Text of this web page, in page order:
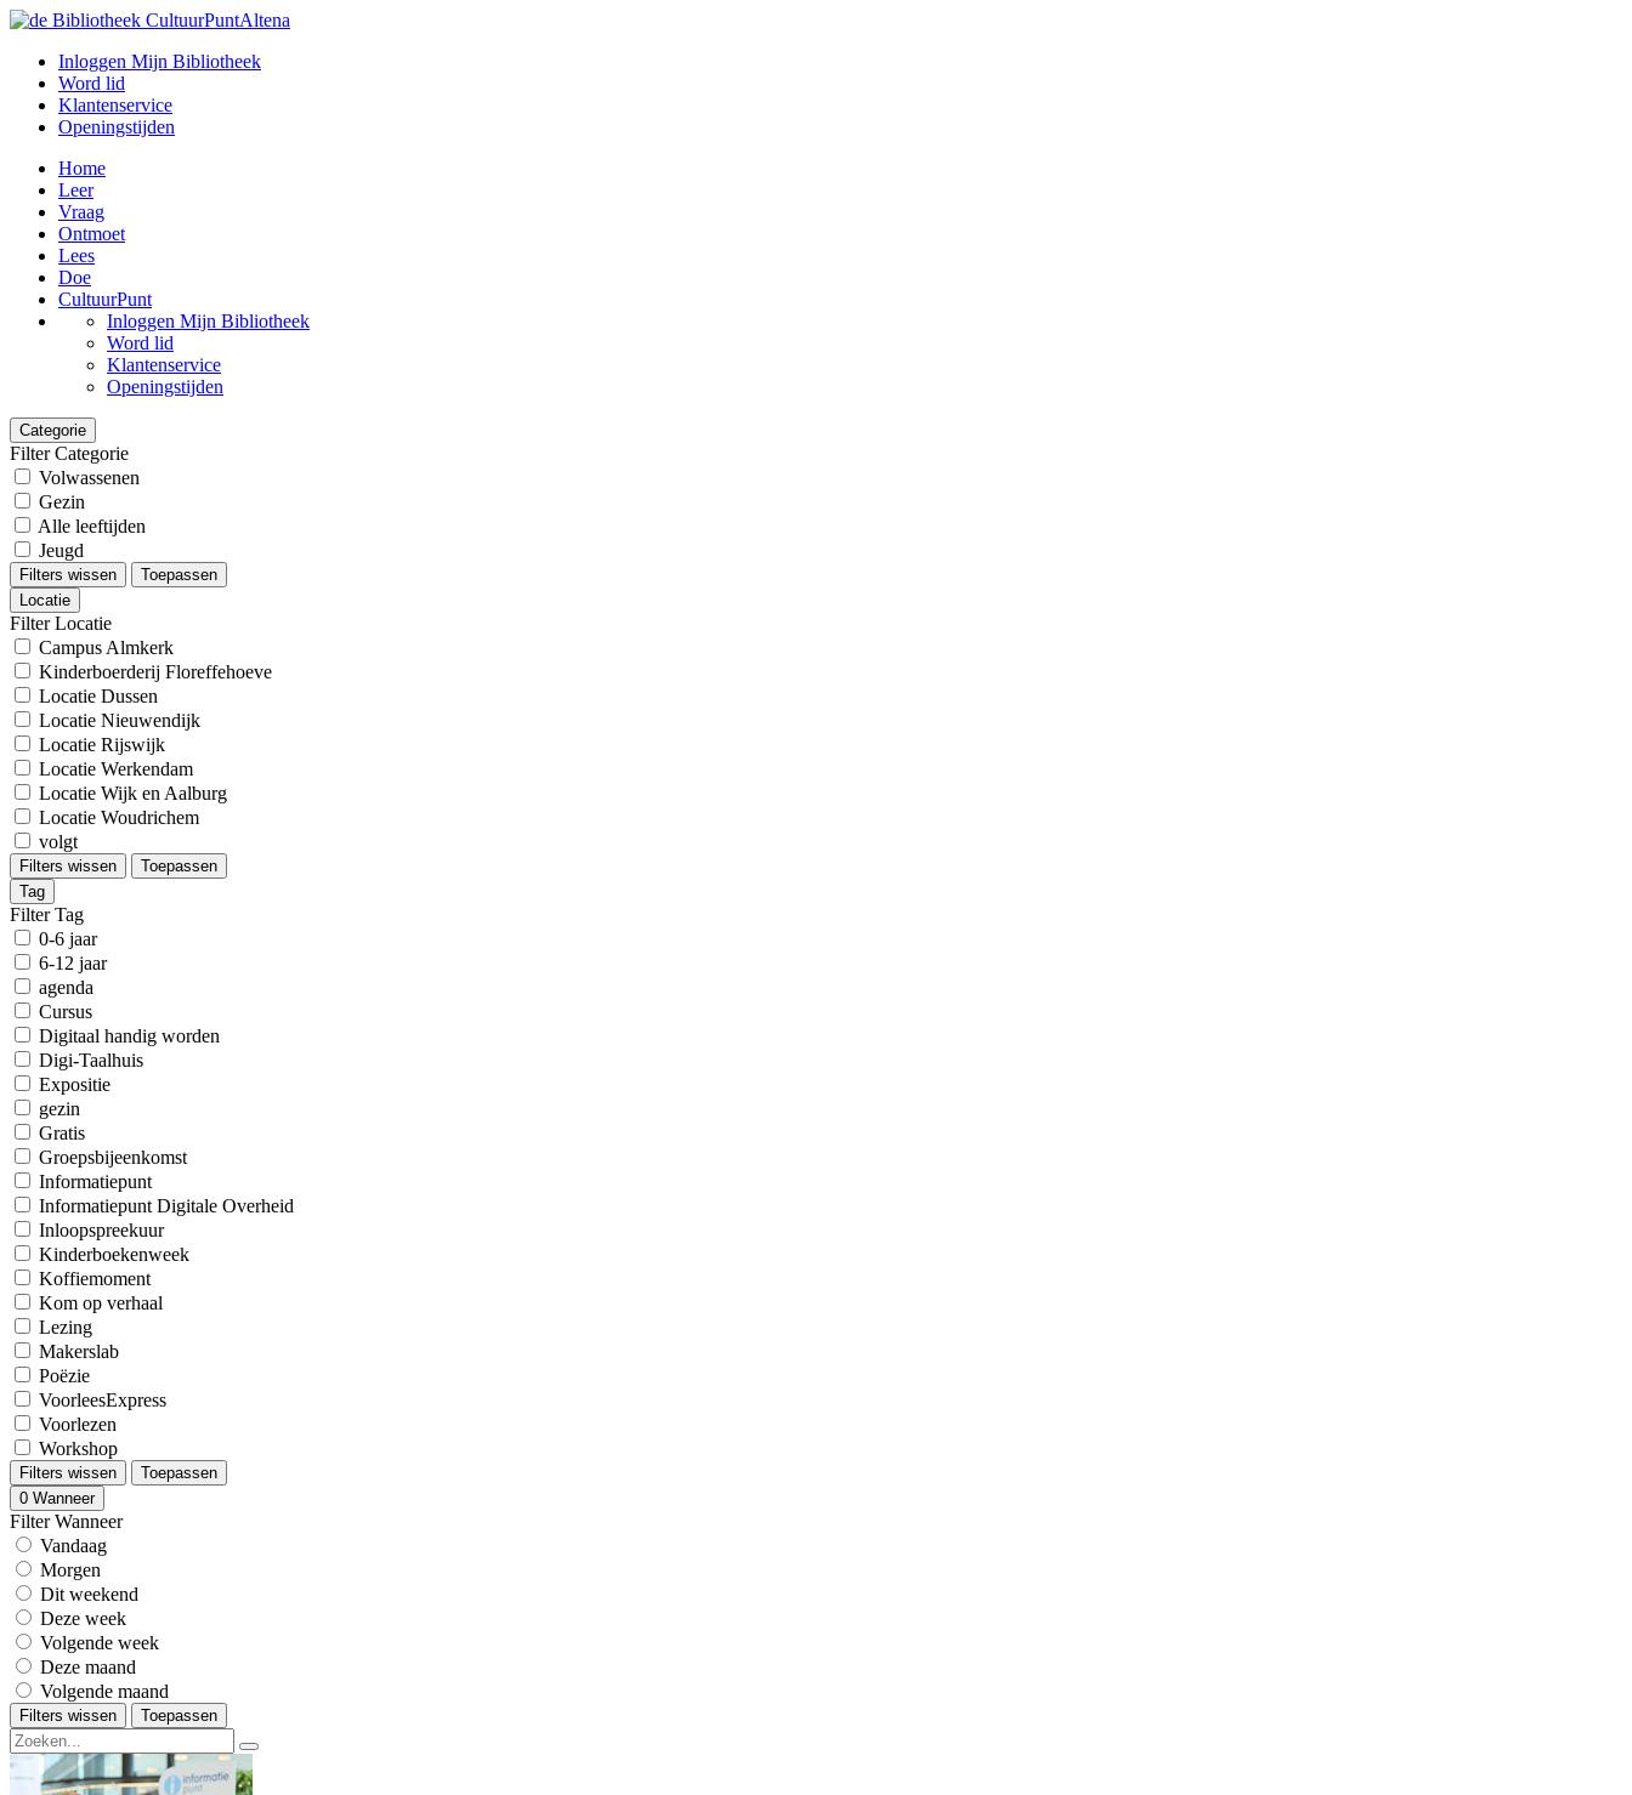
Inloggen Mijn Bibliotheek
Word lid
Klantenservice
Openingstijden
Home
Leer
Vraag
Ontmoet
Lees
Doe
CultuurPunt
Inloggen Mijn Bibliotheek
Word lid
Klantenservice
Openingstijden
Categorie
Filter Categorie
Volwassenen
Gezin
Alle leeftijden
Jeugd
Filters wissen
Toepassen
Locatie
Filter Locatie
Campus Almkerk
Kinderboerderij Floreffehoeve
Locatie Dussen
Locatie Nieuwendijk
Locatie Rijswijk
Locatie Werkendam
Locatie Wijk en Aalburg
Locatie Woudrichem
volgt
Filters wissen
Toepassen
Tag
Filter Tag
0-6 jaar
6-12 jaar
agenda
Cursus
Digitaal handig worden
Digi-Taalhuis
Expositie
gezin
Gratis
Groepsbijeenkomst
Informatiepunt
Informatiepunt Digitale Overheid
Inloopspreekuur
Kinderboekenweek
Koffiemoment
Kom op verhaal
Lezing
Makerslab
Poëzie
VoorleesExpress
Voorlezen
Workshop
Filters wissen
Toepassen
0 Wanneer
Filter Wanneer
Vandaag
Morgen
Dit weekend
Deze week
Volgende week
Deze maand
Volgende maand
Filters wissen Toepassen